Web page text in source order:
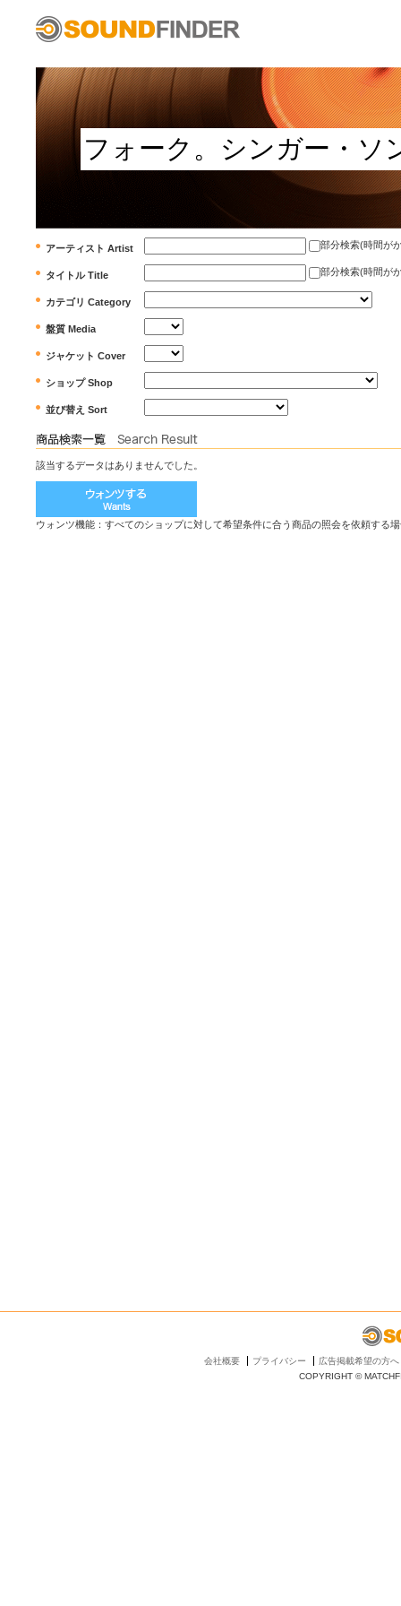
アーティスト Artist 部分検索(時間が
タイトル Title 部分検索(時間が
カテゴリ Category
盤質 Media
ジャケット Cover
ショップ Shop
並び替え Sort
該当するデータはありませんでした。
ウォンツ機能：すべてのショップに対して希望条件に合う商品の照会を依頼する
会社概要 プライバシー
広告掲載希望の方へ
COPYRIGHT ©